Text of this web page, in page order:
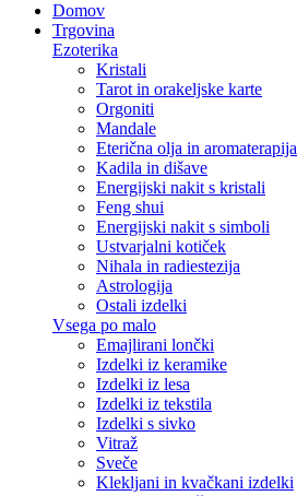
Domov
Trgovina
Ezoterika
Kristali
Tarot in orakeljske karte
Orgoniti
Mandale
Eterična olja in aromaterapija
Kadila in dišave
Energijski nakit s kristali
Feng shui
Energijski nakit s simboli
Ustvarjalni kotiček
Nihala in radiestezija
Astrologija
Ostali izdelki
Vsega po malo
Emajlirani lončki
Izdelki iz keramike
Izdelki iz lesa
Izdelki iz tekstila
Izdelki s sivko
Vitraž
Sveče
Klekljani in kvačkani izdelki